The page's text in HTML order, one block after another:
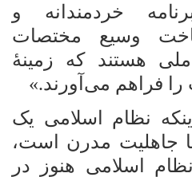
خردمندانه و
وسیع مختصات
هستند که زمینۀ
را فراهم می‌آورند.»
نظام اسلامی یک
با جاهلیت مدرن است،
نظام اسلامی هنوز در